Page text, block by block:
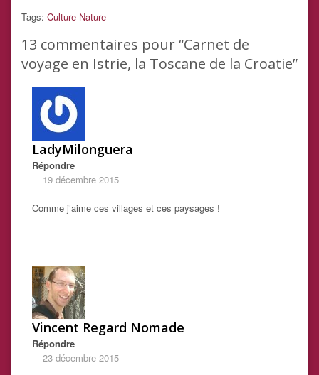
Tags: Culture Nature
13 commentaires pour “Carnet de
voyage en Istrie, la Toscane de la Croatie”
LadyMilonguera
Répondre
19 décembre 2015
Comme j’aime ces villages et ces paysages !
Vincent Regard Nomade
Répondre
23 décembre 2015